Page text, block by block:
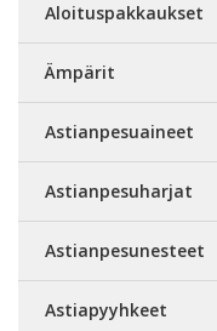
Aloituspakkaukset
Ämpärit
Astianpesuaineet
Astianpesuharjat
Astianpesunesteet
Astiapyyhkeet